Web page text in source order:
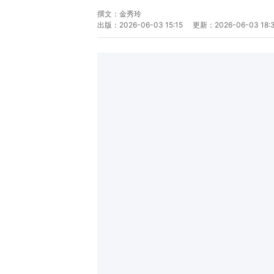
撰文： 金秀玲
出版： 2026-06-03 15:15 更新： 2026-06-03